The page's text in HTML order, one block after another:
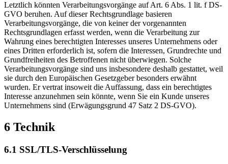
Letztlich könnten Verarbeitungsvorgänge auf Art. 6 Abs. 1 lit. f DS-
GVO beruhen. Auf dieser Rechtsgrundlage basieren
Verarbeitungsvorgänge, die von keiner der vorgenannten
Rechtsgrundlagen erfasst werden, wenn die Verarbeitung zur
Wahrung eines berechtigten Interesses unseres Unternehmens oder
eines Dritten erforderlich ist, sofern die Interessen, Grundrechte und
Grundfreiheiten des Betroffenen nicht überwiegen. Solche
Verarbeitungsvorgänge sind uns insbesondere deshalb gestattet, weil
sie durch den Europäischen Gesetzgeber besonders erwähnt
wurden. Er vertrat insoweit die Auffassung, dass ein berechtigtes
Interesse anzunehmen sein könnte, wenn Sie ein Kunde unseres
Unternehmens sind (Erwägungsgrund 47 Satz 2 DS-GVO).
6 Technik
6.1 SSL/TLS-Verschlüsselung